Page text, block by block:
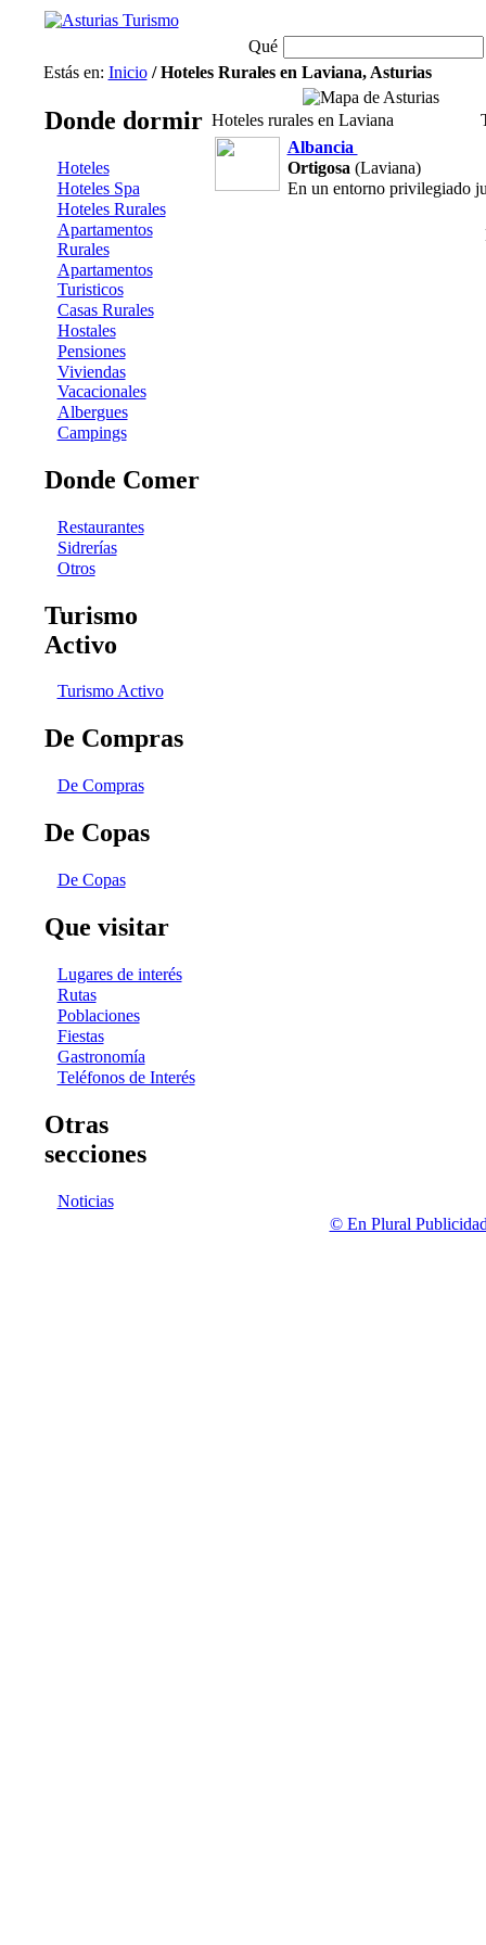
Qué
Estás en: Inicio/ Hoteles Rurales en Laviana, Asturias
Donde dormir
Hoteles
Hoteles Spa
Hoteles Rurales
Apartamentos
Rurales
Apartamentos
Turisticos
Casas Rurales
Hostales
Pensiones
Viviendas
Vacacionales
Albergues
Campings
Donde Comer
Restaurantes
Sidrerías
Otros
Turismo
Activo
Turismo Activo
De Compras
De Compras
De Copas
De Copas
Que visitar
Lugares de interés
Rutas
Poblaciones
Fiestas
Gastronomía
Teléfonos de Interés
Otras
secciones
Noticias
Hoteles rurales en Laviana
Albancia
Ortigosa (Laviana)
En un entorno privilegiado
© En Plural